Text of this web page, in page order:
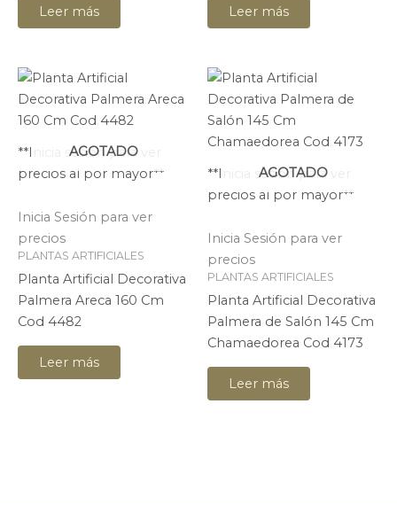
Leer más Leer más
AGOTADO
**Inicia sesión para ver
precios al por mayor**
Inicia Sesión para ver
precios
PLANTAS ARTIFICIALES
Planta Artificial Decorativa
Palmera Areca 160 Cm
Cod 4482
Leer más
AGOTADO
**Inicia sesión para ver
precios al por mayor**
Inicia Sesión para ver
precios
PLANTAS ARTIFICIALES
Planta Artificial Decorativa
Palmera de Salón 145 Cm
Chamaedorea Cod 4173
Leer más